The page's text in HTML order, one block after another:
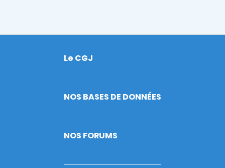
Footer
Le CGJ
NOS BASES DE DONNÉES
NOS FORUMS